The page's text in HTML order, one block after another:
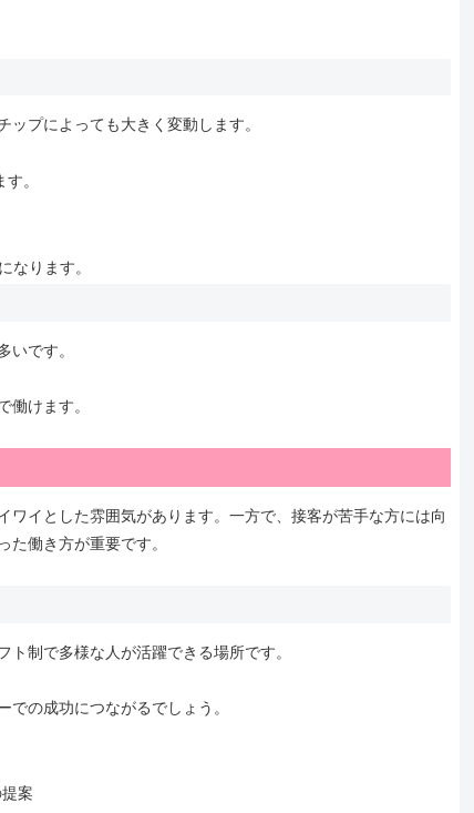
プによっても大きく変動します。
。
なります。
いです。
働けます。
イとした雰囲気があります。一方で、接客が苦手な方には向
働き方が重要です。
制で多様な人が活躍できる場所です。
の成功につながるでしょう。
案